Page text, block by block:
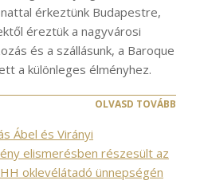
érkeztünk Budapestre,
éreztük a nagyvárosi
és a szállásunk, a Baroque
a különleges élményhez.
OLVASD TOVÁBB
Ábel és Virányi
elismerésben részesült az
oklevélátadó ünnepségén